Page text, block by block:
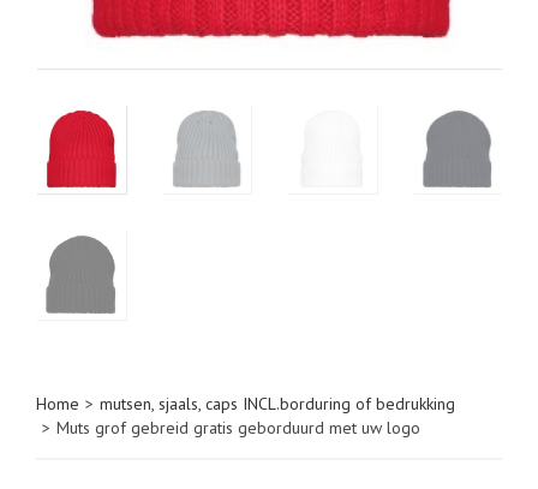
Home > mutsen, sjaals, caps INCL.borduring of bedrukking
> Muts grof gebreid gratis geborduurd met uw logo